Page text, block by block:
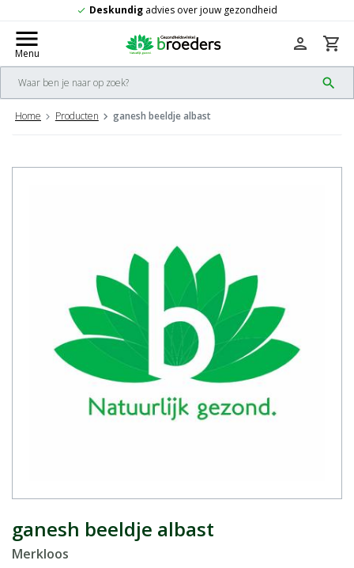
advies over jouw gezondheid
menu
Menu
search
person shopping_cart
Home Producten ganesh beeldje albast
ganesh beeldje albast
Merkloos